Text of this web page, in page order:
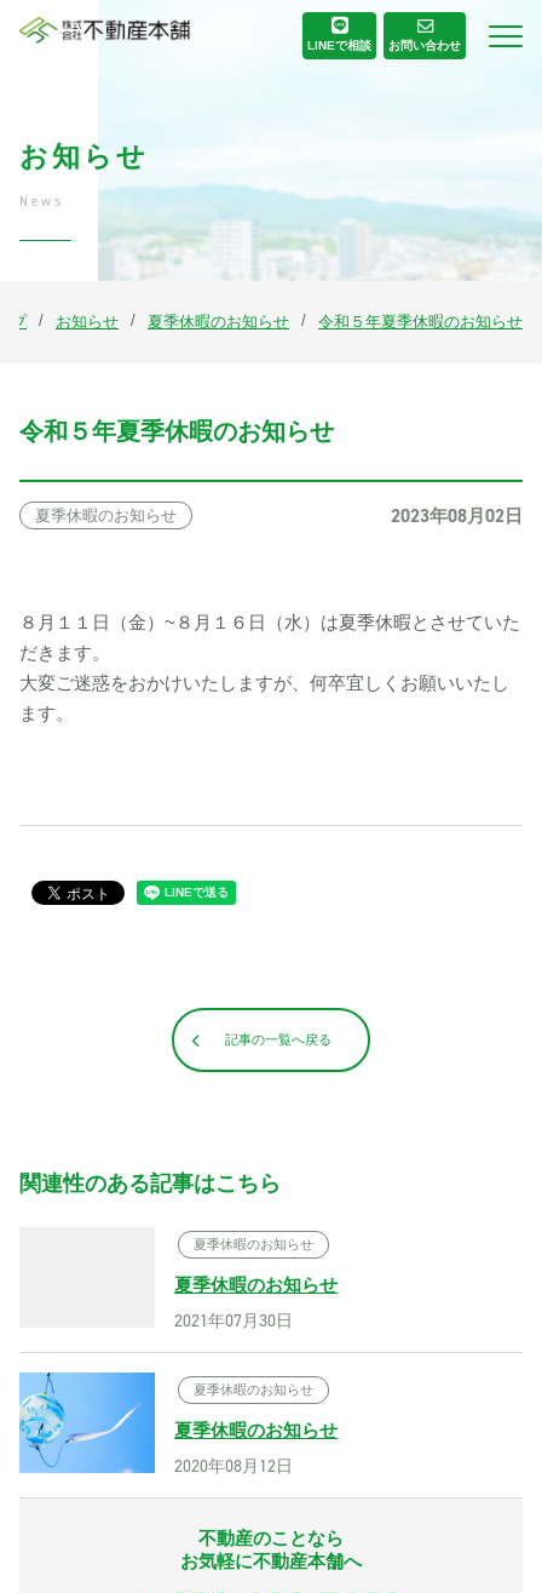
LINEで相談 お問い合わせ
お知らせ
News
プ お知らせ 夏季休暇のお知らせ 令和５年夏季休暇のお知らせ
令和５年夏季休暇のお知らせ
夏季休暇のお知らせ 2023年08月02日
８月１１日（金）~８月１６日（水）は夏季休暇とさせていた
だきます。
大変ご迷惑をおかけいたしますが、何卒宜しくお願いいたし
ます。
記事の一覧へ戻る
関連性のある記事はこちら
夏季休暇のお知らせ
夏季休暇のお知らせ
2021年07月30日
夏季休暇のお知らせ
夏季休暇のお知らせ
2020年08月12日
不動産のことなら
お気軽に不動産本舗へ